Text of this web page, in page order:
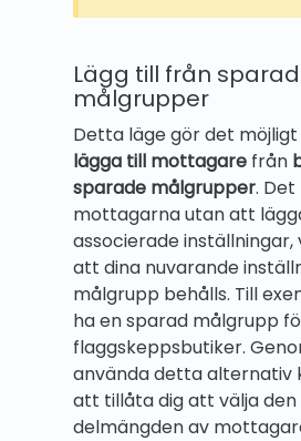
Lägg till från
målgrupper
Detta läge gör det
lägga till mottagare från
sparade målgrupper.
mottagarna utan att
associerade
att dina nuvarande
målgrupp behålls. Till
ha en sparad målgrupp
flaggskeppsbutiker.
använda detta alternativ
att tillåta dig att välja den
delmängden av